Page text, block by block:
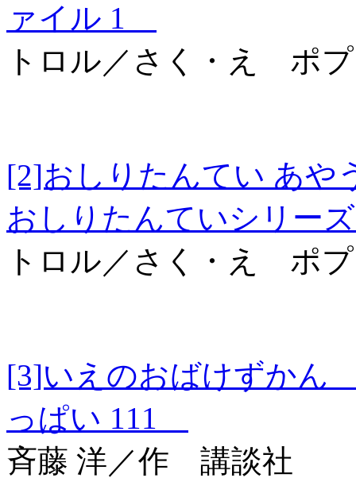
ァイル 1
トロル／さく・え ポ
[2]おしりたんてい
おしりたんていシリー
トロル／さく・え ポ
[3]いえのおばけずか
っぱい 111
斉藤 洋／作 講談社